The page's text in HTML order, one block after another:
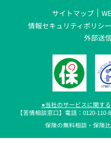
サイトマップ
情報セキュリティポリシー
外部送
●当社のサービスに関す
【苦情相談窓口】電話：0120-
保険の無料相談・保険